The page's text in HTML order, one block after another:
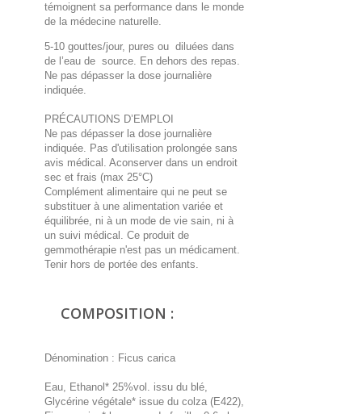
témoignent sa performance dans le monde
de la médecine naturelle.
5-10 gouttes/jour, pures ou diluées dans
de l’eau de source. En dehors des repas.
Ne pas dépasser la dose journalière
indiquée.
PRÉCAUTIONS D’EMPLOI
Ne pas dépasser la dose journalière
indiquée. Pas d'utilisation prolongée sans
avis médical. Aconserver dans un endroit
sec et frais (max 25°C)
Complément alimentaire qui ne peut se
substituer à une alimentation variée et
équilibrée, ni à un mode de vie sain, ni à
un suivi médical. Ce produit de
gemmothérapie n'est pas un médicament.
Tenir hors de portée des enfants.
COMPOSITION :
Dénomination : Ficus carica
Eau, Ethanol* 25%vol. issu du blé,
Glycérine végétale* issue du colza (E422),